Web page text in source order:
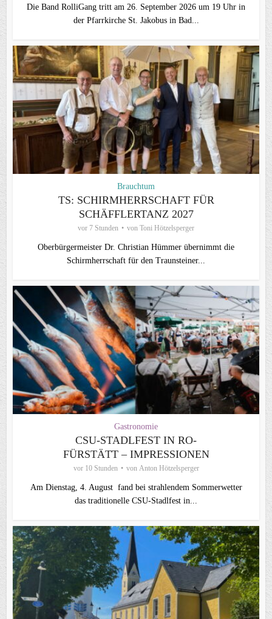
Die Band RolliGang tritt am 26. September 2026 um 19 Uhr in
der Pfarrkirche St. Jakobus in Bad...
Brauchtum
TS: SCHIRMHERRSCHAFT FÜR
SCHÄFFLERTANZ 2027
vor 7 Stunden von Toni Hötzelsperger
Oberbürgermeister Dr. Christian Hümmer übernimmt die
Schirmherrschaft für den Traunsteiner...
Gastronomie
CSU-STADLFEST IN RO-
FÜRSTÄTT – IMPRESSIONEN
vor 10 Stunden von Anton Hötzelsperger
Am Dienstag, 4. August fand bei strahlendem Sommerwetter
das traditionelle CSU-Stadlfest in...